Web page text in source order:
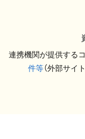
連携機関が提供する
件等（外部サイ